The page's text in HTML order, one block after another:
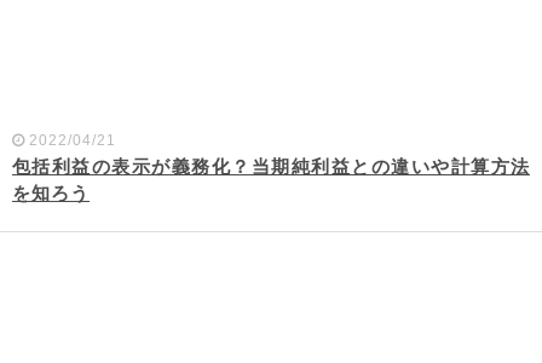
2022/04/21
包括利益の表示が義務化？当期純利益との違いや計算方法
を知ろう